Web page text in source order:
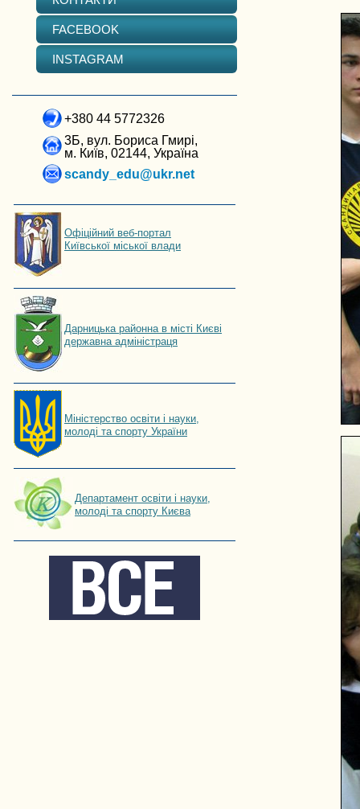
FACEBOOK
INSTAGRAM
+380 44 5772326
3Б, вул. Бориса Гмирі,
м. Київ, 02144, Україна
scandy_edu@ukr.net
Офіційний веб-портал
Київської міської влади
Дарницька районна в місті Києві
державна адміністраця
Мiнiстерство освiти і науки,
молоді та спорту України
Департамент освіти і науки,
молоді та спорту Києва